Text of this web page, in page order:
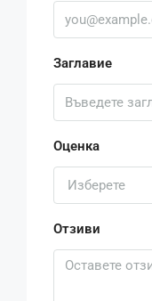
Заглавие
Оценка
Изберете
Отзиви